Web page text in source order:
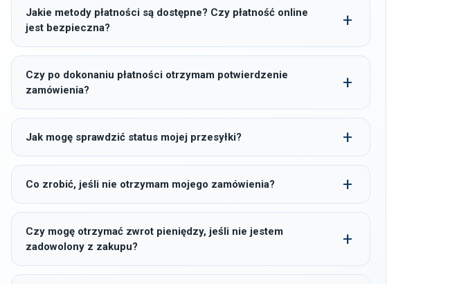
Jakie metody płatności są dostępne? Czy płatność online
jest bezpieczna?
Czy po dokonaniu płatności otrzymam potwierdzenie
zamówienia?
Jak mogę sprawdzić status mojej przesyłki?
Co zrobić, jeśli nie otrzymam mojego zamówienia?
Czy mogę otrzymać zwrot pieniędzy, jeśli nie jestem
zadowolony z zakupu?